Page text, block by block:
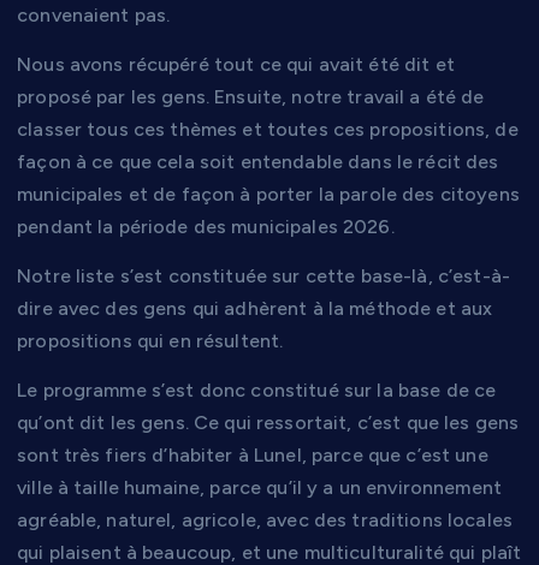
convenaient pas.
Nous avons récupéré tout ce qui avait été dit et
proposé par les gens. Ensuite, notre travail a été de
classer tous ces thèmes et toutes ces propositions, de
façon à ce que cela soit entendable dans le récit des
municipales et de façon à porter la parole des citoyens
pendant la période des municipales 2026.
Notre liste s’est constituée sur cette base-là, c’est-à-
dire avec des gens qui adhèrent à la méthode et aux
propositions qui en résultent.
Le programme s’est donc constitué sur la base de ce
qu’ont dit les gens. Ce qui ressortait, c’est que les gens
sont très fiers d’habiter à Lunel, parce que c’est une
ville à taille humaine, parce qu’il y a un environnement
agréable, naturel, agricole, avec des traditions locales
qui plaisent à beaucoup, et une multiculturalité qui plaît